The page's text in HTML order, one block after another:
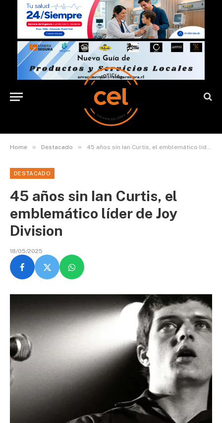
Home » Destacado » 45 años sin Ian Curtis, el emblemático líder de Joy Division
DESTACADO
45 años sin Ian Curtis, el
emblemático líder de Joy
Division
18/05/2025